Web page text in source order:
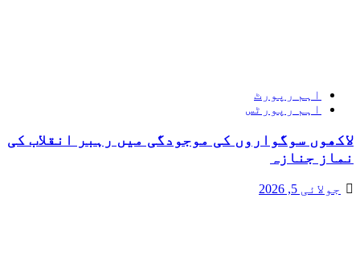
اہم رپورٹ
اہم رپورٹس
لاکھوں سوگواروں کی موجودگی میں رہبر انقلاب کی
نماز جنازہ
جولائی 5, 2026